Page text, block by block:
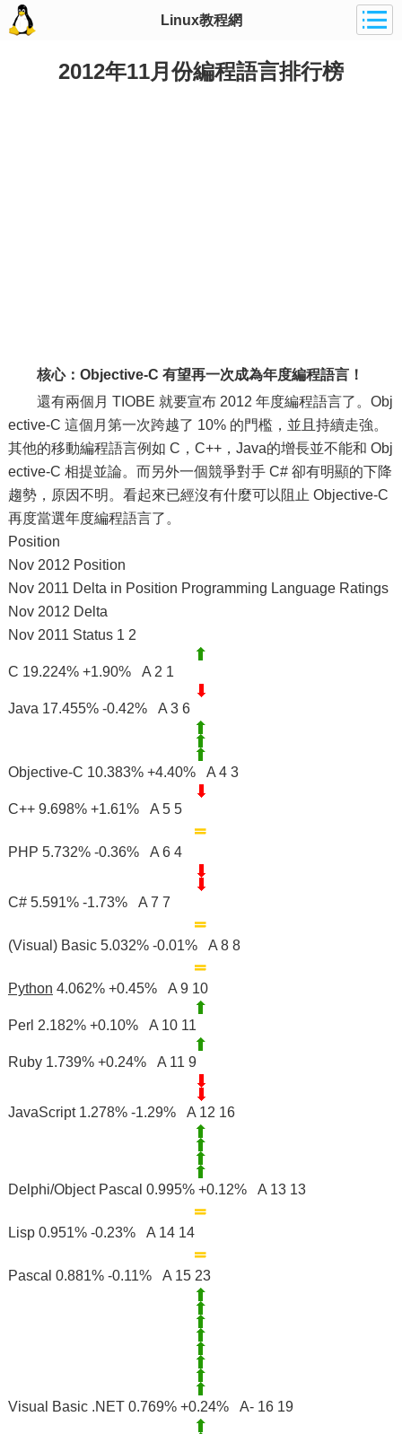
Linux教程網
2012年11月份編程語言排行榜
核心：Objective-C 有望再一次成為年度編程語言！
還有兩個月 TIOBE 就要宣布 2012 年度編程語言了。Obj
ective-C 這個月第一次跨越了 10% 的門檻，並且持續走強。
其他的移動編程語言例如 C，C++，Java的增長並不能和 Obj
ective-C 相提並論。而另外一個競爭對手 C# 卻有明顯的下降
趨勢，原因不明。看起來已經沒有什麼可以阻止 Objective-C
再度當選年度編程語言了。
Position
Nov 2012 Position
Nov 2011 Delta in Position Programming Language Ratings
Nov 2012 Delta
Nov 2011 Status 1 2
C 19.224% +1.90% A 2 1
Java 17.455% -0.42% A 3 6
Objective-C 10.383% +4.40% A 4 3
C++ 9.698% +1.61% A 5 5
PHP 5.732% -0.36% A 6 4
C# 5.591% -1.73% A 7 7
(Visual) Basic 5.032% -0.01% A 8 8
Python 4.062% +0.45% A 9 10
Perl 2.182% +0.10% A 10 11
Ruby 1.739% +0.24% A 11 9
JavaScript 1.278% -1.29% A 12 16
Delphi/Object Pascal 0.995% +0.12% A 13 13
Lisp 0.951% -0.23% A 14 14
Pascal 0.881% -0.11% A 15 23
Visual Basic .NET 0.769% +0.24% A- 16 19